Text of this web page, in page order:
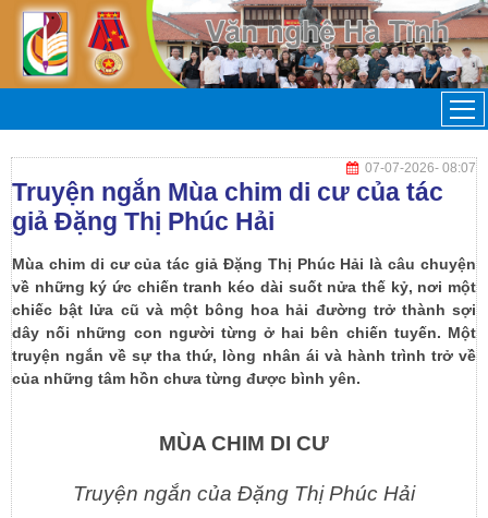
07-07-2026- 08:07
Truyện ngắn Mùa chim di cư của tác
giả Đặng Thị Phúc Hải
Mùa chim di cư của tác giả Đặng Thị Phúc Hải là câu chuyện
về những ký ức chiến tranh kéo dài suốt nửa thế kỷ, nơi một
chiếc bật lửa cũ và một bông hoa hải đường trở thành sợi
dây nối những con người từng ở hai bên chiến tuyến. Một
truyện ngắn về sự tha thứ, lòng nhân ái và hành trình trở về
của những tâm hồn chưa từng được bình yên.
MÙA CHIM DI CƯ
Truyện ngắn của Đặng Thị Phúc Hải